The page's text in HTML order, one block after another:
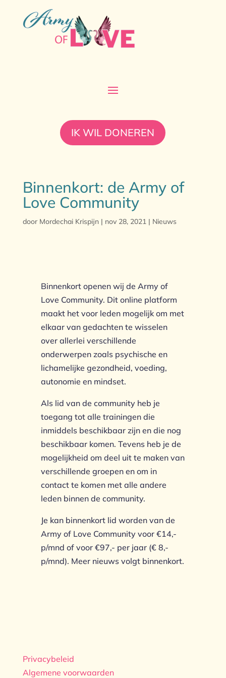
IK WIL DONEREN
Binnenkort: de Army of
Love Community
door Mordechai Krispijn| nov 28, 2021| Nieuws
Binnenkort openen wij de Army of
Love Community. Dit online platform
maakt het voor leden mogelijk om met
elkaar van gedachten te wisselen
over allerlei verschillende
onderwerpen zoals psychische en
lichamelijke gezondheid, voeding,
autonomie en mindset.
Als lid van de community heb je
toegang tot alle trainingen die
inmiddels beschikbaar zijn en die nog
beschikbaar komen. Tevens heb je de
mogelijkheid om deel uit te maken van
verschillende groepen en om in
contact te komen met alle andere
leden binnen de community.
Je kan binnenkort lid worden van de
Army of Love Community voor €14,-
p/mnd of voor €97,- per jaar (€ 8,-
p/mnd). Meer nieuws volgt binnenkort.
Privacybeleid
Algemene voorwaarden